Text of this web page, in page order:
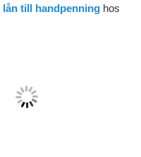
lån till handpenning hos